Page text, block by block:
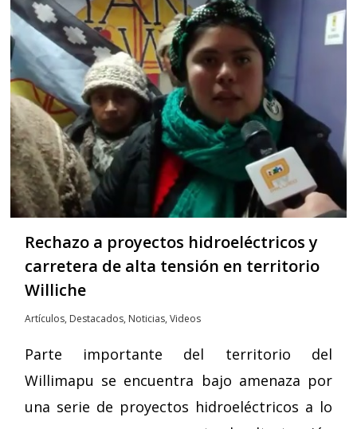
Rechazo a proyectos hidroeléctricos y
carretera de alta tensión en territorio
Williche
Artículos, Destacados, Noticias,Videos
Parte importante del territorio del
Willimapu se encuentra bajo amenaza por
una serie de proyectos hidroeléctricos a lo